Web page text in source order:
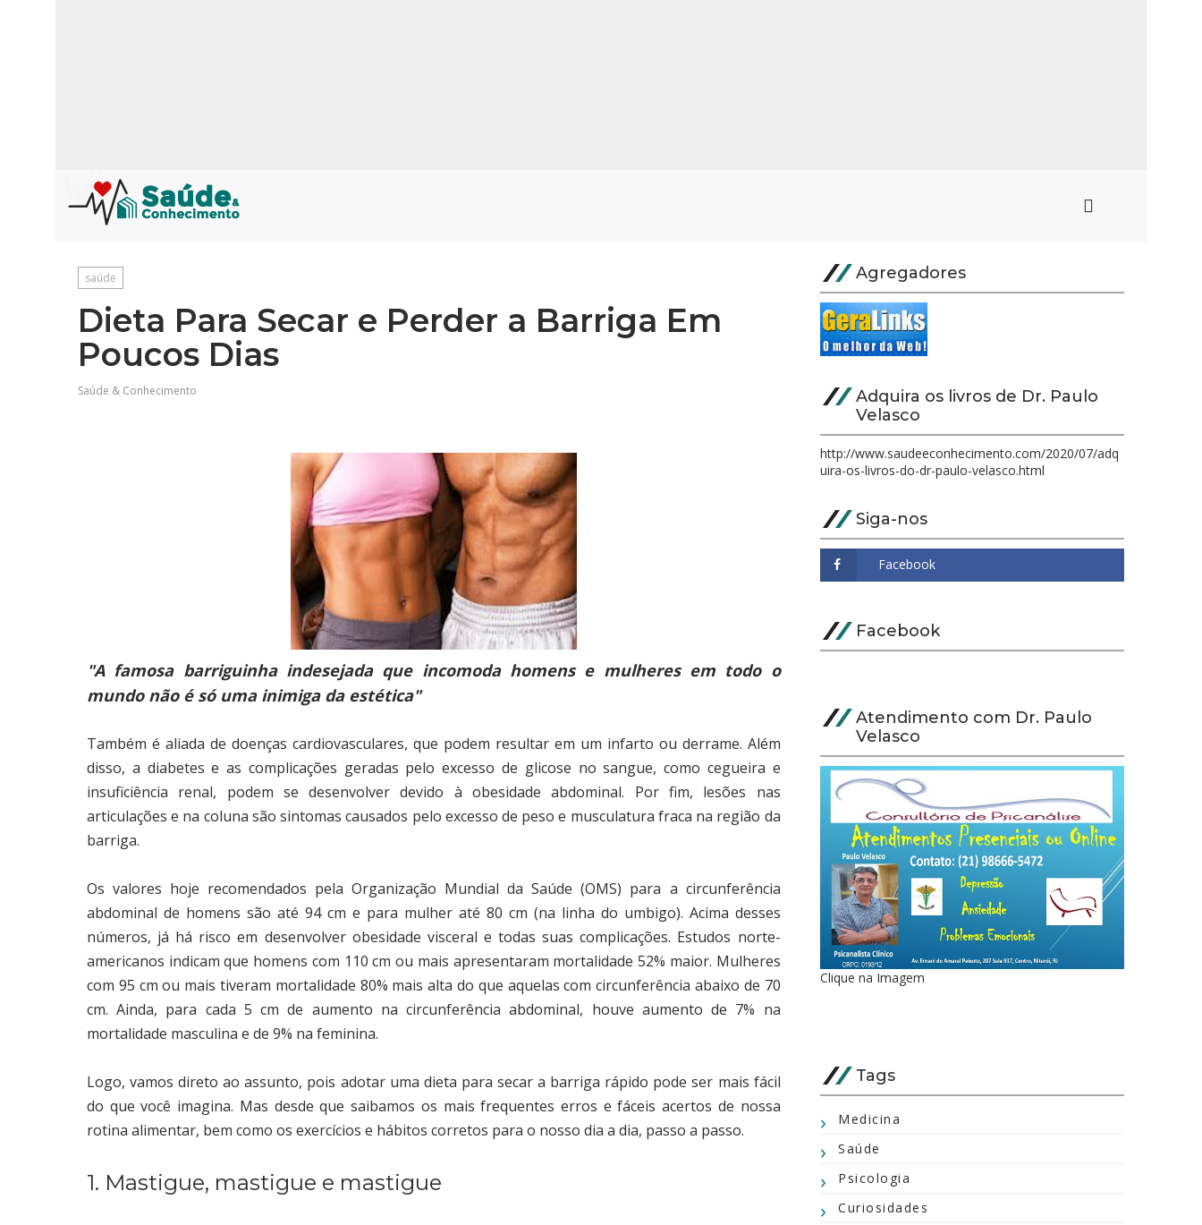
saúde
Dieta Para Secar e Perder a Barriga Em
Poucos Dias
Saúde & Conhecimento
"A famosa barriguinha indesejada que incomoda homens e mulheres em todo o
mundo não é só uma inimiga da estética"
Também é aliada de doenças cardiovasculares, que podem resultar em um infarto ou derrame. Além
disso, a diabetes e as complicações geradas pelo excesso de glicose no sangue, como cegueira e
insuficiência renal, podem se desenvolver devido à obesidade abdominal. Por fim, lesões nas
articulações e na coluna são sintomas causados pelo excesso de peso e musculatura fraca na região da
barriga.
Os valores hoje recomendados pela Organização Mundial da Saúde (OMS) para a circunferência
abdominal de homens são até 94 cm e para mulher até 80 cm (na linha do umbigo). Acima desses
números, já há risco em desenvolver obesidade visceral e todas suas complicações. Estudos norte-
americanos indicam que homens com 110 cm ou mais apresentaram mortalidade 52% maior. Mulheres
com 95 cm ou mais tiveram mortalidade 80% mais alta do que aquelas com circunferência abaixo de 70
cm. Ainda, para cada 5 cm de aumento na circunferência abdominal, houve aumento de 7% na
mortalidade masculina e de 9% na feminina.
Logo, vamos direto ao assunto, pois adotar uma dieta para secar a barriga rápido pode ser mais fácil
do que você imagina. Mas desde que saibamos os mais frequentes erros e fáceis acertos de nossa
rotina alimentar, bem como os exercícios e hábitos corretos para o nosso dia a dia, passo a passo.
1. Mastigue, mastigue e mastigue
Agregadores
Adquira os livros de Dr. Paulo
Velasco
http://www.saudeeconhecimento.com/2020/07/adq
uira-os-livros-do-dr-paulo-velasco.html
Siga-nos
Facebook
Atendimento com Dr. Paulo
Velasco
Clique na Imagem
Tags
Medicina
Saúde
Psicologia
Curiosidades